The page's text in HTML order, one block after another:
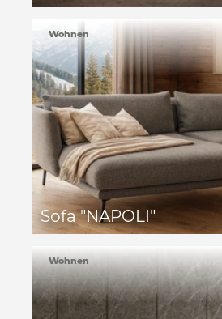
Sofa "NAPOLI"
Wohnen
Wohnen